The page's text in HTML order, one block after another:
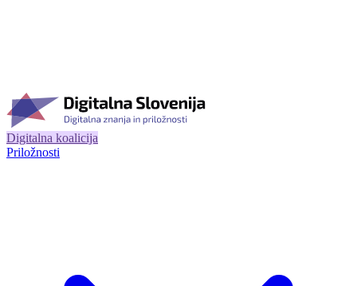
Digitalna koalicija
Priložnosti